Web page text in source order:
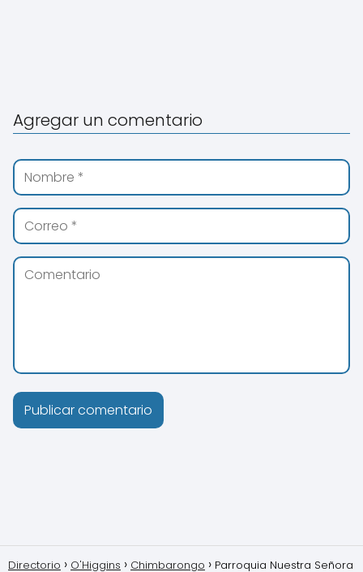
Agregar un comentario
Directorio O'Higgins Chimbarongo Parroquia Nuestra Señora